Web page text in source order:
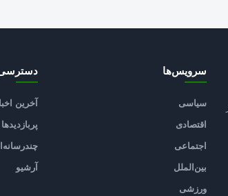
سرویس‌ها
سیاسی
اقتصادی
اجتماعی
بین‌الملل
ورزشی
آخرین
پربازدیدها
آرشیو